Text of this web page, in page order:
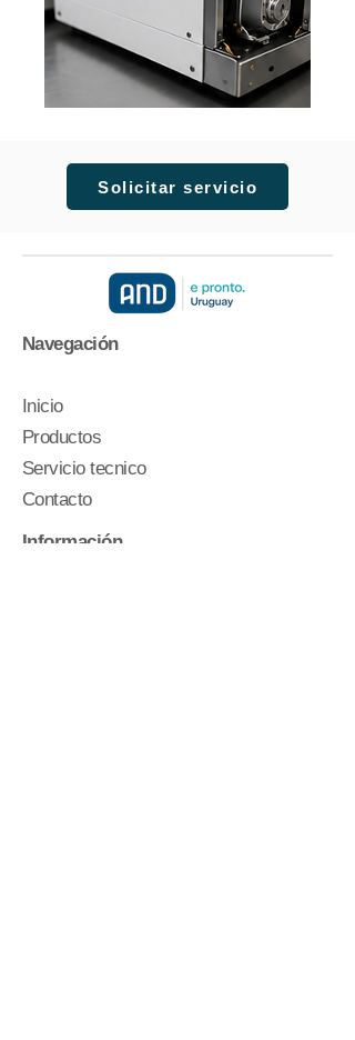
Solicitar servicio
Navegación
Inicio
Productos
Servicio tecnico
Contacto
Información